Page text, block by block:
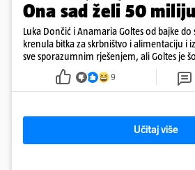
Ona sad želi 50
Luka Dončić i Anamaria Goltes od bajke
krenula bitka za skrbništvo i alimentaciju i
sve sporazumnim rješenjem, ali Goltes je
u Sloveniji
9
Učitaj više